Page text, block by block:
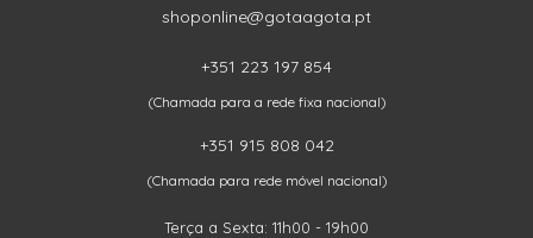
shoponline@gotaagota.pt
+351 223 197 854
(Chamada para a rede fixa nacional)
+351 915 808 042
(Chamada para rede móvel nacional)
Terça a Sexta: 11h00 - 19h00